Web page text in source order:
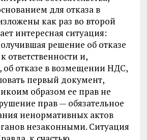
для отказа в
как раз во второй
интересная ситуация:
решение об отказе
ответственности и,
отказе в возмещении НДС,
первый документ,
образом ее прав не
прав — обязательное
ненормативных актов
незаконными. Ситуация